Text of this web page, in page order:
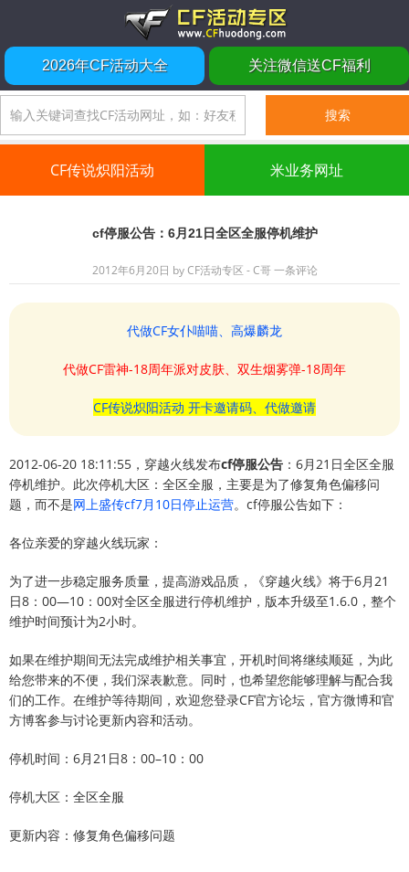
2026年CF活动大全 关注微信送CF福利
CF传说炽阳活动 米业务网址
cf停服公告：6月21日全区全服停机维护
2012年6月20日 byCF活动专区 - C哥 一条评论
代做CF女仆喵喵、高爆麟龙
代做CF雷神-18周年派对皮肤、双生烟雾弹-18周年
CF传说炽阳活动 开卡邀请码、代做邀请
2012-06-20 18:11:55，穿越火线发布cf停服公告 ：6月21日全区全服
停机维护。此次停机大区：全区全服，主要是为了修复角色偏移问
题，而不是网上盛传cf7月10日停止运营。cf停服公告如下：
各位亲爱的穿越火线玩家：
为了进一步稳定服务质量，提高游戏品质，《穿越火线》将于6月21
日8：00—10：00对全区全服进行停机维护，版本升级至1.6.0，整个
维护时间预计为2小时。
如果在维护期间无法完成维护相关事宜，开机时间将继续顺延，为此
给您带来的不便，我们深表歉意。同时，也希望您能够理解与配合我
们的工作。在维护等待期间，欢迎您登录CF官方论坛，官方微博和官
方博客参与讨论更新内容和活动。
停机时间：6月21日8：00–10：00
停机大区：全区全服
更新内容：修复角色偏移问题